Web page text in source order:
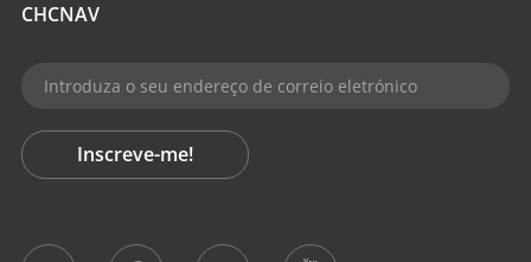
CHCNAV
Inscreve-me!